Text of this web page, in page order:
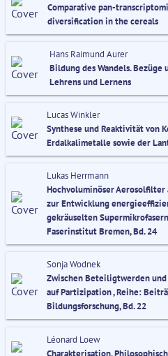
Comparative pan-
diversification in the cereals
Hans Raimund Aurer
Bildung des Wandels. Bezüge
Lehrens und Lernens
Lucas Winkler
Synthese und Reaktivität von
Erdalkalimetalle sowie der
Lukas Herrmann
Hochvoluminöser
zur Entwicklung
gekräuselten
Faserinstitut Bremen, Bd. 24
Sonja Wodnek
Zwischen Beteiligtwerden
auf Partizipation , Reihe:
Bildungsforschung, Bd. 22
Léonard Loew
Charakterisation.